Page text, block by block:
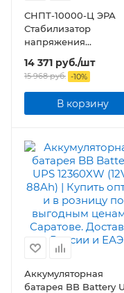
СНПТ-10000-Ц ЭРА
Стабилизатор
напряжения
переносной, ц.д., 140-
260В/220/В, 10000ВА
14 371 руб./шт
15 968руб. -10%
В корзину
Аккумуляторная
батарея BB Battery